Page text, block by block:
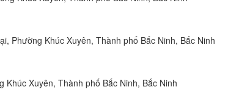
Phường Khúc Xuyên, Thành phố Bắc Ninh, Bắc Ninh
Xuyên, Thành phố Bắc Ninh, Bắc Ninh